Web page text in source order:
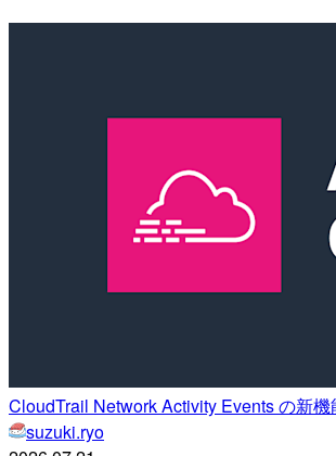
CloudTrail Network Activity Events の新
suzuki.ryo